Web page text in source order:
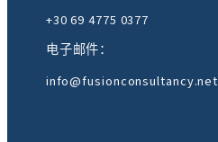
+30 69 4775 0377
电子邮件：
info@fusionconsultancy.net